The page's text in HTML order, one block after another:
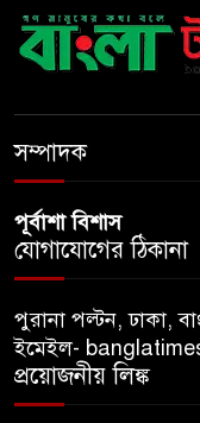
সম্পাদক
পূর্বাশা বিশাস
যোগাযোগের ঠিকানা
পুরানা পল্টন, ঢাকা,
ইমেইল-
প্রয়োজনীয় লিঙ্ক